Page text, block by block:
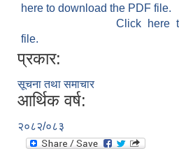
here to download the PDF file.
Click here
file.
प्रकार:
सूचना तथा समाचार
आर्थिक वर्ष:
२०८२/०८३